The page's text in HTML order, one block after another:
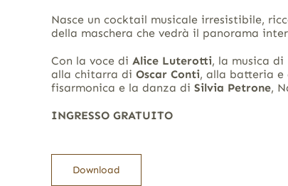
Nasce un cocktail musicale irresistibile,
della maschera che vedrà il panorama
Con la voce di Alice Luterotti, la musica di
alla chitarra di Oscar Conti, alla batteria e
fisarmonica e la danza di Silvia Petrone,
INGRESSO GRATUITO
Download